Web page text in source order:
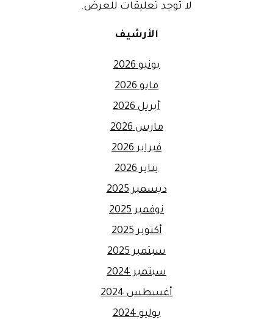
لا توجد تعليقات للعرض.
الأرشيف
يونيو 2026
مايو 2026
أبريل 2026
مارس 2026
فبراير 2026
يناير 2026
ديسمبر 2025
نوفمبر 2025
أكتوبر 2025
سبتمبر 2025
سبتمبر 2024
أغسطس 2024
يوليو 2024